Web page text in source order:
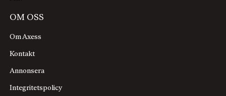
OM OSS
Om Axess
Kontakt
Annonsera
Integritetspolicy